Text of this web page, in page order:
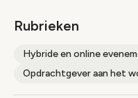
Rubrieken
Hybride en online
Opdrachtgever aan het